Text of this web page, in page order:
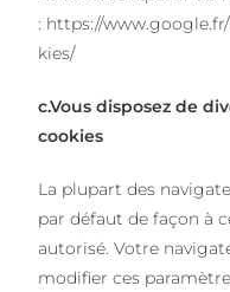
: https://
kies/
c.Vous disposez de
cookies
La plupart des
par défaut de façon à
autorisé. Votre
modifier ces